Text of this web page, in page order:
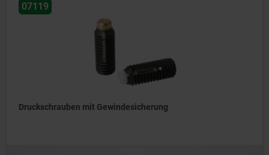
07119
Druckschrauben mit Gewindesicherung